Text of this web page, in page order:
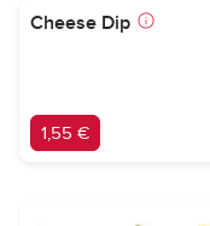
Cheese Dip
1,55 €